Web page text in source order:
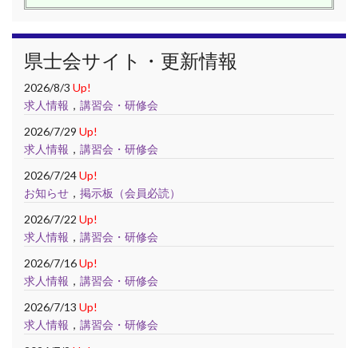
県士会サイト・更新情報
2026/8/3 Up!
求人情報 ， 講習会・研修会
2026/7/29 Up!
求人情報 ， 講習会・研修会
2026/7/24Up!
お知らせ ， 掲示板（会員必読）
2026/7/22 Up!
求人情報 ， 講習会・研修会
2026/7/16Up!
求人情報 ， 講習会・研修会
2026/7/13 Up!
求人情報 ， 講習会・研修会